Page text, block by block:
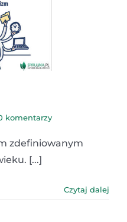
komentarzy
zdefiniowanym
[...]
Czytaj dalej